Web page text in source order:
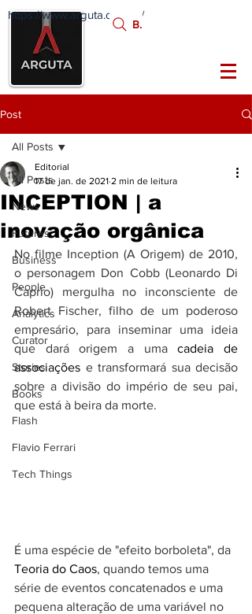
FATOS
https://www.arguta.com.br/
Busca:
Post
All Posts
News
Futures
Business
People
Analytics
Curator
Stories
Books
Flash
Flavio Ferrari
Tech Things
All Posts
INCEPTION | a
inovação orgânica
Editorial
17 de jan. de 2021 2 min de leitura
No filme Inception (A Origem) de 2010,
o personagem Don Cobb (Leonardo Di
Caprio) mergulha no inconsciente de
Robert Fischer, filho de um poderoso
empresário, para inseminar uma ideia
que dará origem a uma cadeia de
associações e transformará sua decisão
sobre a divisão do império de seu pai,
que está à beira da morte.
É uma espécie de "efeito borboleta", da
Teoria do Caos, quando temos uma
série de eventos concatenados e uma
pequena alteração de uma variável no